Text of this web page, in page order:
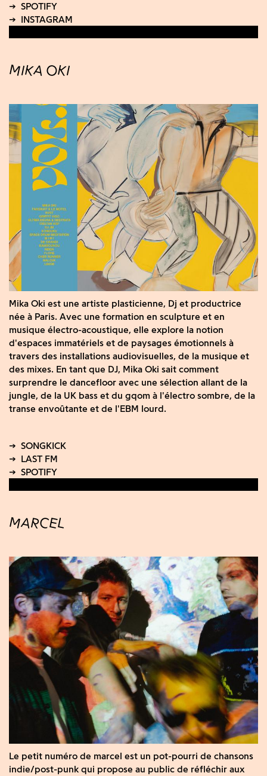
MIKA OKI
Mika Oki est une artiste plasticienne, Dj et productrice
née à Paris. Avec une formation en sculpture et en
musique électro-acoustique, elle explore la notion
d'espaces immatériels et de paysages émotionnels à
travers des installations audiovisuelles, de la musique et
des mixes. En tant que DJ, Mika Oki sait comment
surprendre le dancefloor avec une sélection allant de la
jungle, de la UK bass et du gqom à l'électro sombre, de la
transe envoûtante et de l'EBM lourd.
MARCEL
Le petit numéro de marcel est un pot-pourri de chansons
indie/post-punk qui propose au public de réfléchir aux